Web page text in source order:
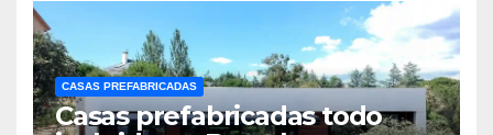
CASAS PREFABRICADAS
Casas prefabricadas todo